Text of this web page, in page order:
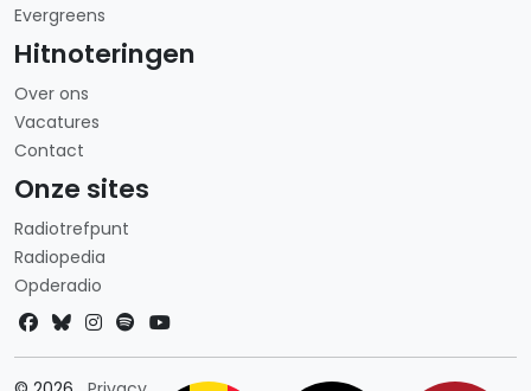
Evergreens
Hitnoteringen
Over ons
Vacatures
Contact
Onze sites
Radiotrefpunt
Radiopedia
Opderadio